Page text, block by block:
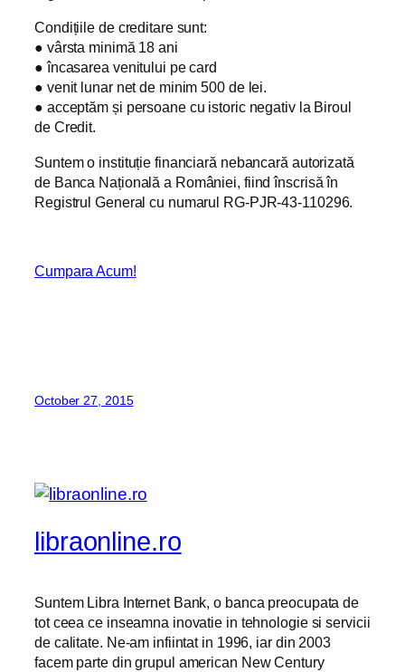
Condițiile de creditare sunt:
● vârsta minimă 18 ani
● încasarea venitului pe card
● venit lunar net de minim 500 de lei.
● acceptăm și persoane cu istoric negativ la Biroul
de Credit.
Suntem o instituție financiară nebancară autorizată
de Banca Națională a României, fiind înscrisă în
Registrul General cu numarul RG-PJR-43-110296.
Cumpara Acum!
October 27, 2015
libraonline.ro
Suntem Libra Internet Bank, o banca preocupata de
tot ceea ce inseamna inovatie in tehnologie si servicii
de calitate. Ne-am infiintat in 1996, iar din 2003
facem parte din grupul american New Century